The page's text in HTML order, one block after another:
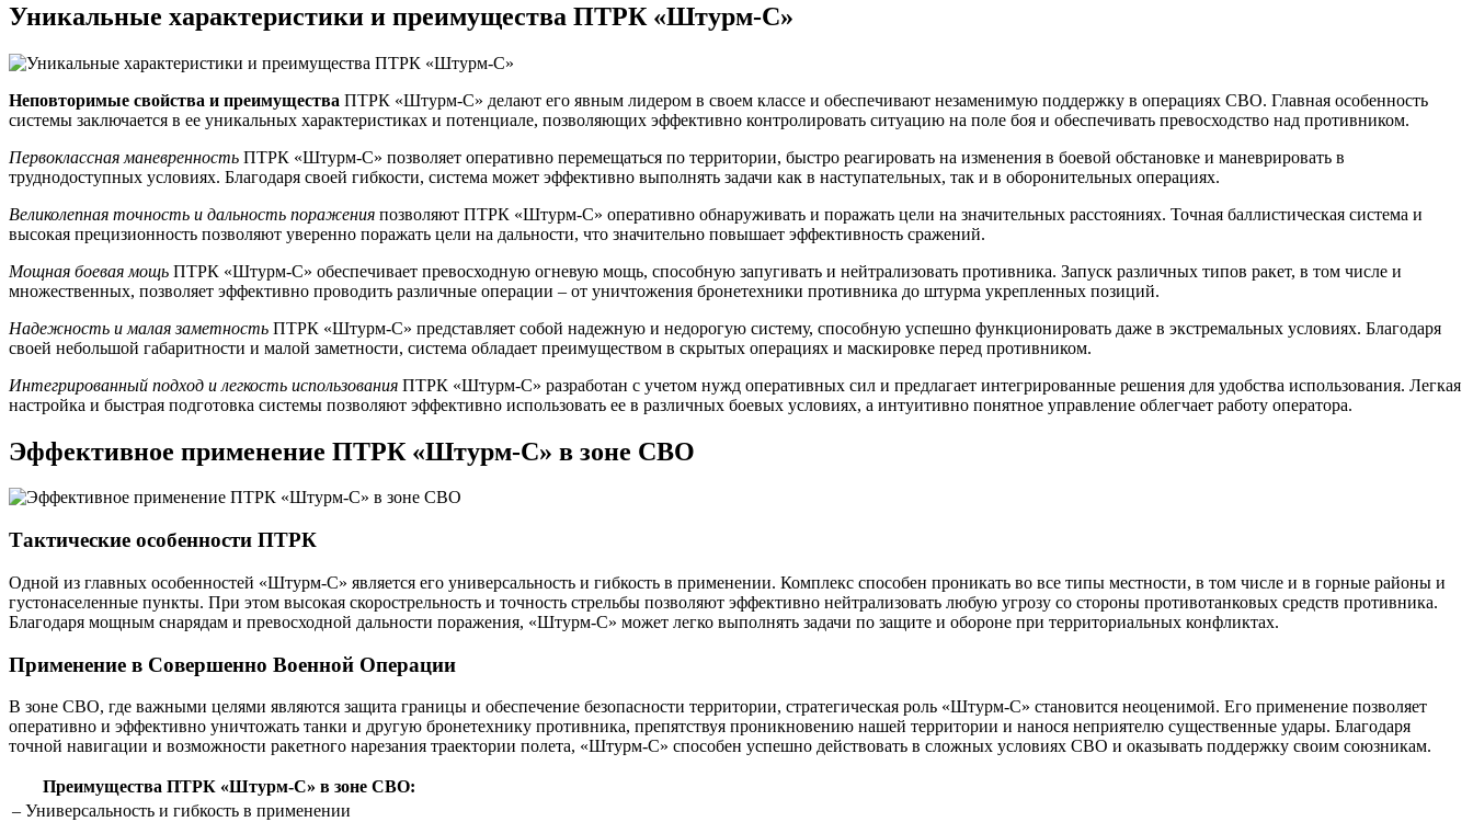
Уникальные характеристики и преимущества ПТРК «Штурм-С»
Неповторимые свойства и преимущества ПТРК «Штурм-С» делают его явным лидером в своем классе и обеспечивают незаменимую поддержку в операциях СВО. Главная особенность
системы заключается в ее уникальных характеристиках и потенциале, позволяющих эффективно контролировать ситуацию на поле боя и обеспечивать превосходство над противником.
Первоклассная маневренность ПТРК «Штурм-С» позволяет оперативно перемещаться по территории, быстро реагировать на изменения в боевой обстановке и маневрировать в
труднодоступных условиях. Благодаря своей гибкости, система может эффективно выполнять задачи как в наступательных, так и в оборонительных операциях.
Великолепная точность и дальность поражения позволяют ПТРК «Штурм-С» оперативно обнаруживать и поражать цели на значительных расстояниях. Точная баллистическая система и
высокая прецизионность позволяют уверенно поражать цели на дальности, что значительно повышает эффективность сражений.
Мощная боевая мощь ПТРК «Штурм-С» обеспечивает превосходную огневую мощь, способную запугивать и нейтрализовать противника. Запуск различных типов ракет, в том числе и
множественных, позволяет эффективно проводить различные операции – от уничтожения бронетехники противника до штурма укрепленных позиций.
Надежность и малая заметность ПТРК «Штурм-С» представляет собой надежную и недорогую систему, способную успешно функционировать даже в экстремальных условиях. Благодаря
своей небольшой габаритности и малой заметности, система обладает преимуществом в скрытых операциях и маскировке перед противником.
Интегрированный подход и легкость использования ПТРК «Штурм-С» разработан с учетом нужд оперативных сил и предлагает интегрированные решения для удобства использования. Легкая
настройка и быстрая подготовка системы позволяют эффективно использовать ее в различных боевых условиях, а интуитивно понятное управление облегчает работу оператора.
Эффективное применение ПТРК «Штурм-С» в зоне СВО
Тактические особенности ПТРК
Одной из главных особенностей «Штурм-С» является его универсальность и гибкость в применении. Комплекс способен проникать во все типы местности, в том числе и в горные районы и
густонаселенные пункты. При этом высокая скорострельность и точность стрельбы позволяют эффективно нейтрализовать любую угрозу со стороны противотанковых средств противника.
Благодаря мощным снарядам и превосходной дальности поражения, «Штурм-С» может легко выполнять задачи по защите и обороне при территориальных конфликтах.
Применение в Совершенно Военной Операции
В зоне СВО, где важными целями являются защита границы и обеспечение безопасности территории, стратегическая роль «Штурм-С» становится неоценимой. Его применение позволяет
оперативно и эффективно уничтожать танки и другую бронетехнику противника, препятствуя проникновению нашей территории и нанося неприятелю существенные удары. Благодаря
точной навигации и возможности ракетного нарезания траектории полета, «Штурм-С» способен успешно действовать в сложных условиях СВО и оказывать поддержку своим союзникам.
Преимущества ПТРК «Штурм-С» в зоне СВО:
– Универсальность и гибкость в применении